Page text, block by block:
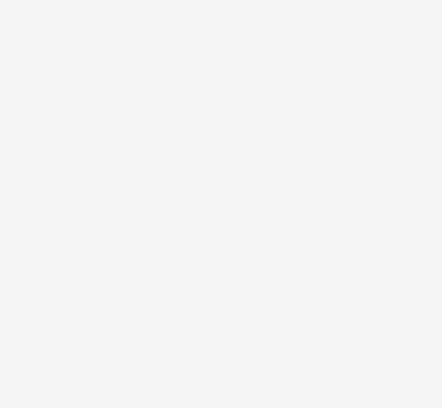
doktori iskola (DI) színes és izgalmas alkotómunkákat jelentett.
mellett. Ez az extra munkakör tágította a látókörömet,
akadémiai adminisztrációval is. Szerettem az egyetemen dolgozni és
ezért nagyon örültem, hogy tanársegédként kezdhettem el dolgozni a
Az egyetemünk folyamatosan változik, ami új lehetőségeket és
nemzetközi közösségben dolgozhatunk és van alkalmunk külföldi
Oktatok, belsőépítészeti kutatást végzek és az építész/ belsőépítész
Oktatásban, alkotásban és kutatásban interdiszciplinaritást, szakmák és